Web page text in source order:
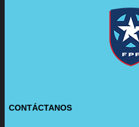
CONTÁCTANOS